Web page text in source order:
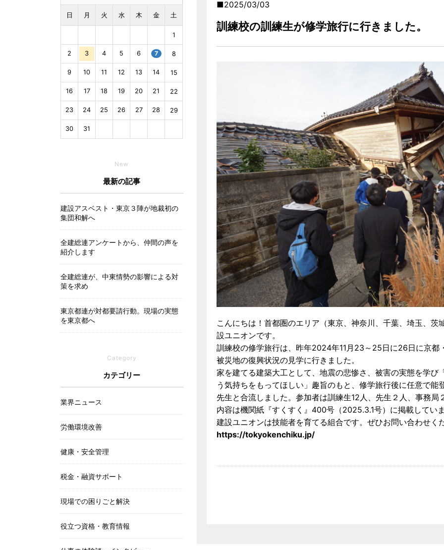
2025/03/03
訓練校の訓練生が修学旅行に行きました。
こんにちは！首都圏のエリア（東京、神奈川、千葉、埼玉、茨
設ユニオンです。
訓練校の修学旅行は、昨年2024年11月23～25日に26日に京都
被災地の復興状況の見学に行きました。
家を建てる建築大工として、地震の悲惨さ、被害の実態を学び
う気持ちをもってほしい」趣旨のもと、修学旅行後に任意で
先生と合流しました。参加者は訓練生12人、先生２人、事務局
内容は機関紙『すくすく』400号（2025.3.1号）に掲載していま
建設ユニオンは技能者を育てる組合です。ぜひお問い合わせく
https://tokyokenchiku.jp/
日 月 火 水 木 金 土
1
2 3 4 5 6 7 8
9 10 11 12 13 14 15
16 17 18 19 20 21 22
23 24 25 26 27 28 29
30 31
New
最新の記事
建設アスベスト・東京３陣が地裁初の
集団和解へ
全建総連アンケートから、仲間の声を
紹介します
全建総連が、中東情勢の影響による対
策を求め
東京都連が対都要請行動。現場の実態
を東京都へ
Category
カテゴリー
業界ニュース
労働環境改善
健康・安全管理
税金・融資サポート
現場での困りごと解決
役立つ資格・教育情報